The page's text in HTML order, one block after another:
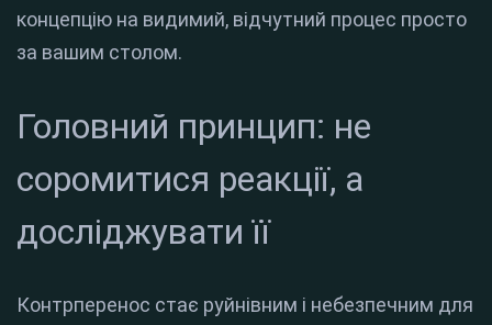
концепцію на видимий, відчутний процес просто
за вашим столом.
Головний принцип: не
соромитися реакції, а
досліджувати її
Контрперенос стає руйнівним і небезпечним для